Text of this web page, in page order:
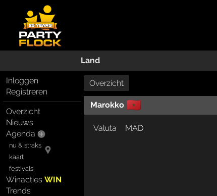
Land
Inloggen
Registreren
Overzicht
Nieuws
Agenda
nu & straks
kaart
festivals
WinactiesWIN
Trends
Overzicht
Marokko 🇲🇦
Valuta MAD